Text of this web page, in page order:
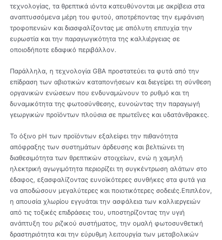
τεχνολογίας, τα θρεπτικά ιόντα κατευθύνονται με ακρίβεια στα
αναπτυσσόμενα μέρη του φυτού, αποτρέποντας την εμφάνιση
τροφοπενιών και διασφαλίζοντας με απόλυτη επιτυχία την
ευρωστία και την παραγωγικότητα της καλλιέργειας σε
οποιοδήποτε εδαφικό περιβάλλον.
Παράλληλα, η τεχνολογία GBA προστατεύει τα φυτά από την
επίδραση των αβιοτικών καταπονήσεων και διεγείρει τη σύνθεση
οργανικών ενώσεων που ενδυναμώνουν τo ρυθμό και τη
δυναμικότητα της φωτοσύνθεσης, ευνοώντας την παραγωγή
γεωργικών προϊόντων πλούσια σε πρωτεΐνες και υδατάνθρακες.
Το όξινο pH των προϊόντων εξαλείφει την πιθανότητα
απόφραξης των συστημάτων άρδευσης και βελτιώνει τη
διαθεσιμότητα των θρεπτικών στοιχείων, ενώ η χαμηλή
ηλεκτρική αγωγιμότητα περιορίζει τη συγκέντρωση αλάτων στο
έδαφος, εξασφαλίζοντας ευνοϊκότερες συνθήκες στα φυτά για
να αποδώσουν μεγαλύτερες και ποιοτικότερες σοδειές.Επιπλέον,
η απουσία χλωρίου εγγυάται την ασφάλεια των καλλιεργειών
από τις τοξικές επιδράσεις του, υποστηρίζοντας την υγιή
ανάπτυξη του ριζικού συστήματος, την ομαλή φωτοσυνθετική
δραστηριότητα και την εύρυθμη λειτουργία των μεταβολικών